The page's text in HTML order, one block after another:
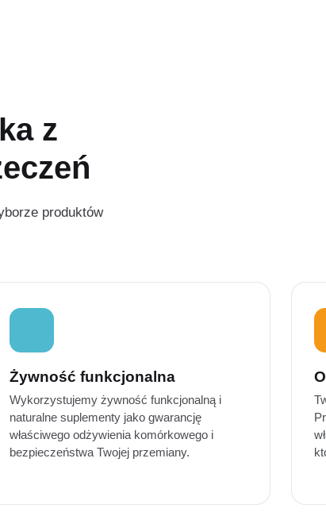
z
produktów
Żywność funkcjonalna
Wykorzystujemy żywność funkcjonalną i
naturalne suplementy jako gwarancję
właściwego odżywienia komórkowego i
bezpieczeństwa Twojej przemiany.